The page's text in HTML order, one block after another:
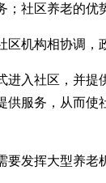
社区养老的优
机构相协调，
进入社区，并
供服务，从而
发挥大型养老